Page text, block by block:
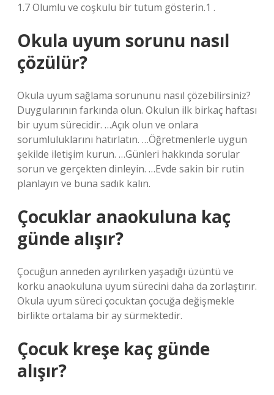
1.7 Olumlu ve coşkulu bir tutum gösterin.1 .
Okula uyum sorunu nasıl
çözülür?
Okula uyum sağlama sorununu nasıl çözebilirsiniz?
Duygularının farkında olun. Okulun ilk birkaç haftası
bir uyum sürecidir. …Açık olun ve onlara
sorumluluklarını hatırlatın. …Öğretmenlerle uygun
şekilde iletişim kurun. …Günleri hakkında sorular
sorun ve gerçekten dinleyin. …Evde sakin bir rutin
planlayın ve buna sadık kalın.
Çocuklar anaokuluna kaç
günde alışır?
Çocuğun anneden ayrılırken yaşadığı üzüntü ve
korku anaokuluna uyum sürecini daha da zorlaştırır.
Okula uyum süreci çocuktan çocuğa değişmekle
birlikte ortalama bir ay sürmektedir.
Çocuk kreşe kaç günde
alışır?